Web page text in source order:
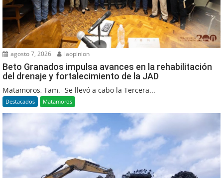
agosto 7, 2026 laopinion
Beto Granados impulsa avances en la rehabilitación
del drenaje y fortalecimiento de la JAD
Matamoros, Tam.- Se llevó a cabo la Tercera...
Destacados Matamoros